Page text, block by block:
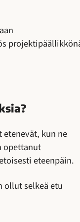
kun ne
opettanut
eteenpäin.
ollut selkeä etu